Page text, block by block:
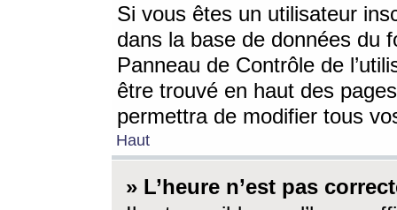
Si vous êtes un utilisateur
dans la base de données du
Panneau de Contrôle de
être trouvé en haut des
permettra de modifier tous
Haut
» L’heure n’est pas